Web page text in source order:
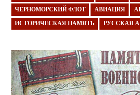
ЧЕРНОМОРСКИЙ ФЛОТ АВИАЦИЯ
ИСТОРИЧЕСКАЯ ПАМЯТЬ РУССКАЯ